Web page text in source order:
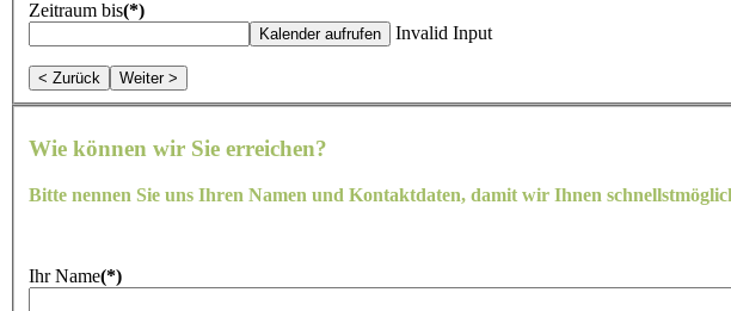
Zeitraum bis(*)
Invalid Input
< Zurück Weiter >
Wie können wir Sie erreichen?
Bitte nennen Sie uns Ihren Namen und Kontaktdaten, damit wir Ihnen
Ihr Name(*)